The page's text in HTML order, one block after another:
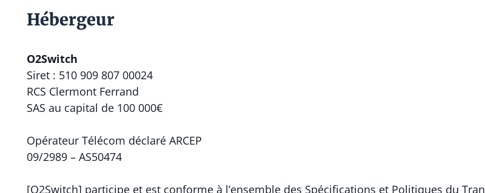
Hébergeur
O2Switch
Siret : 510 909 807 00024
RCS Clermont Ferrand
SAS au capital de 100 000€
Opérateur Télécom déclaré ARCEP
09/2989 – AS50474
[O2Switch] participe et est conforme à l’ensemble des Spécifications et Politiques du